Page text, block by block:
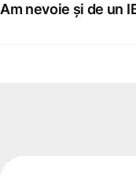
Am nevoie și de un